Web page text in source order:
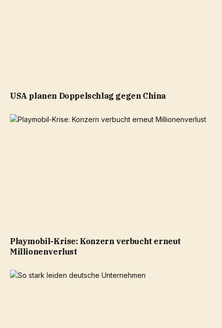
USA planen Doppelschlag gegen China
Playmobil-Krise: Konzern verbucht erneut
Millionenverlust